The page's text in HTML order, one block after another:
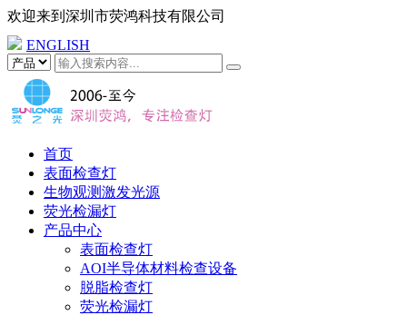
欢迎来到 深圳市荧鸿科技有限公司
ENGLISH
首页
表面检查灯
生物观测激发光源
荧光检漏灯
产品中心
表面检查灯
AOI半导体材料检查设备
脱脂检查灯
荧光检漏灯